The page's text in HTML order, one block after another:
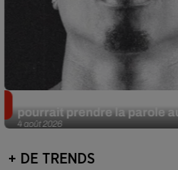
4 août 2026
pourrait prendre la parole
+ DE TRENDS